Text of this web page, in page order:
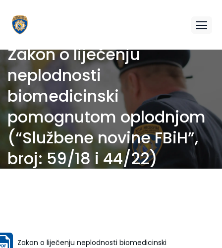
Zakon o liječenju
neplodnosti
biomedicinski
pomognutom oplodnjom
(“Službene novine FBiH”,
broj: 59/18 i 44/22)
Zakon o liječenju neplodnosti biomedicinski